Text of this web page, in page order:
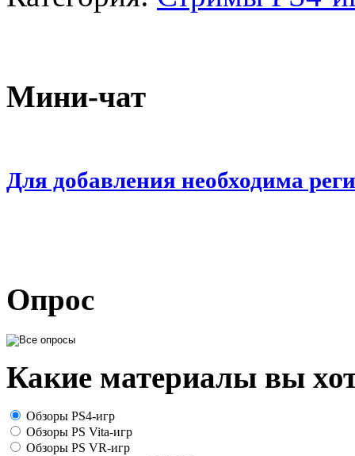
Мини-чат
Для добавления необходима
Опрос
Какие материалы вы
Обзоры PS4-игр
Обзоры PS Vita-игр
Обзоры PS VR-игр